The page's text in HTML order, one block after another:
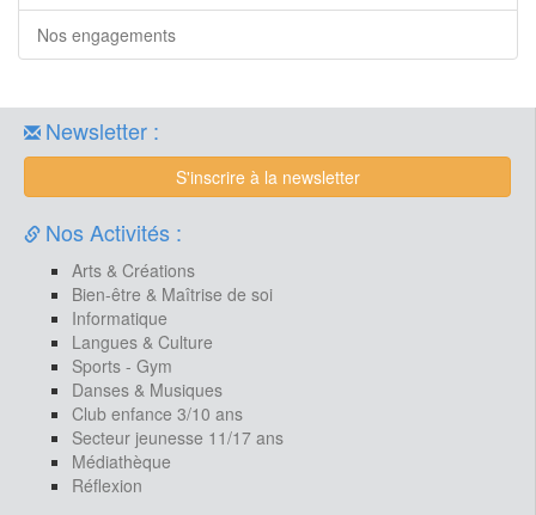
Nos engagements
Newsletter :
S'inscrire à la newsletter
Nos Activités :
Arts & Créations
Bien-être & Maîtrise de soi
Informatique
Langues & Culture
Sports - Gym
Danses & Musiques
Club enfance 3/10 ans
Secteur jeunesse 11/17 ans
Médiathèque
Réflexion